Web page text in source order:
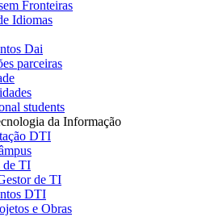
Fronteiras
Idiomas
Dai
parceiras
students
da Informação
DTI
de TI
de TI
DTI
e Obras